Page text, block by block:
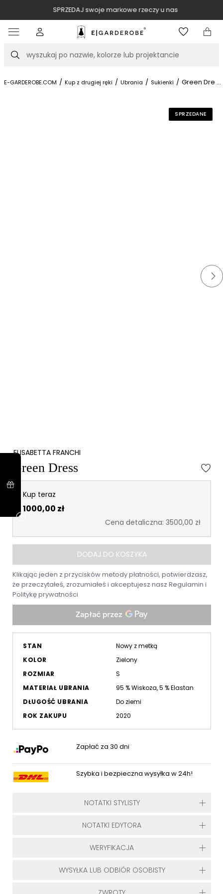
SPRZEDAJ swoje markowe rzeczy u nas
Szukaj
E-GARDEROBE.COM / Kup z drugiej ręki / Ubrania / Sukienki / Green Dress
...
SPRZEDANE
ELISABETTA FRANCHI
Green Dress
Kup teraz
1000,00 zł
Cena detaliczna: 3500,00 zł
DODAJ DO KOSZYKA
Klikając jeden z przycisków metody płatności, potwierdzasz,
że przeczytałeś, zrozumiałeś i akceptujesz nasz Regulamin i
Politykę prywatności
STAN
Nowy z metką
KOLOR
Zielony
ROZMIAR
S
MATERIAŁ UBRANIA
95 % Wiskoza, 5 % Elastan
DŁUGOŚĆ UBRANIA
Do ziemi
ROK ZAKUPU
2020
Zapłać za 30 dni
Szybka i bezpieczna wysyłka w 24h!
NOTATKI STYLISTY
NOTATKI EDYTORA
WERYFIKACJA
WYSYŁKA LUB ODBIÓR OSOBISTY